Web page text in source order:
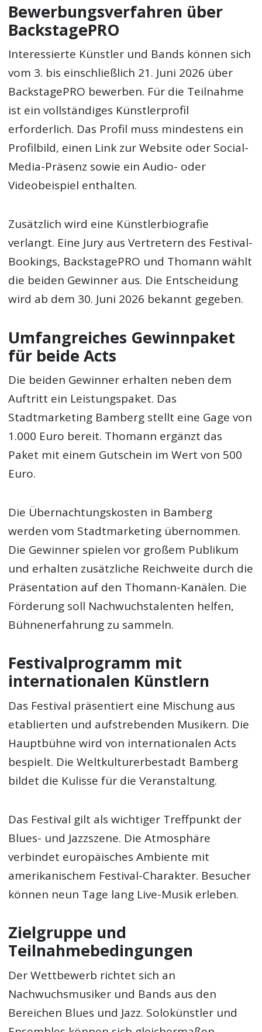
Bewerbungsverfahren über
BackstagePRO
Interessierte Künstler und Bands können sich
vom 3. bis einschließlich 21. Juni 2026 über
BackstagePRO bewerben. Für die Teilnahme
ist ein vollständiges Künstlerprofil
erforderlich. Das Profil muss mindestens ein
Profilbild, einen Link zur Website oder Social-
Media-Präsenz sowie ein Audio- oder
Videobeispiel enthalten.
Zusätzlich wird eine Künstlerbiografie
verlangt. Eine Jury aus Vertretern des Festival-
Bookings, BackstagePRO und Thomann wählt
die beiden Gewinner aus. Die Entscheidung
wird ab dem 30. Juni 2026 bekannt gegeben.
Umfangreiches Gewinnpaket
für beide Acts
Die beiden Gewinner erhalten neben dem
Auftritt ein Leistungspaket. Das
Stadtmarketing Bamberg stellt eine Gage von
1.000 Euro bereit. Thomann ergänzt das
Paket mit einem Gutschein im Wert von 500
Euro.
Die Übernachtungskosten in Bamberg
werden vom Stadtmarketing übernommen.
Die Gewinner spielen vor großem Publikum
und erhalten zusätzliche Reichweite durch die
Präsentation auf den Thomann-Kanälen. Die
Förderung soll Nachwuchstalenten helfen,
Bühnenerfahrung zu sammeln.
Festivalprogramm mit
internationalen Künstlern
Das Festival präsentiert eine Mischung aus
etablierten und aufstrebenden Musikern. Die
Hauptbühne wird von internationalen Acts
bespielt. Die Weltkulturerbestadt Bamberg
bildet die Kulisse für die Veranstaltung.
Das Festival gilt als wichtiger Treffpunkt der
Blues- und Jazzszene. Die Atmosphäre
verbindet europäisches Ambiente mit
amerikanischem Festival-Charakter. Besucher
können neun Tage lang Live-Musik erleben.
Zielgruppe und
Teilnahmebedingungen
Der Wettbewerb richtet sich an
Nachwuchsmusiker und Bands aus den
Bereichen Blues und Jazz. Solokünstler und